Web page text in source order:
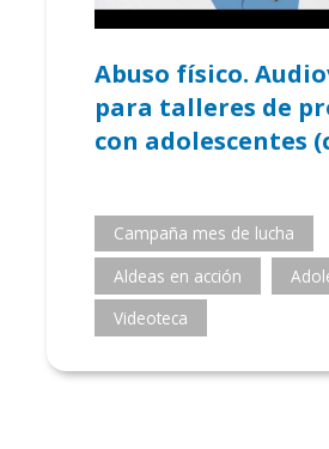
Abuso físico.
para talleres de
con adolescentes
Campaña mes de lucha
Aldeas en acción
Videoteca